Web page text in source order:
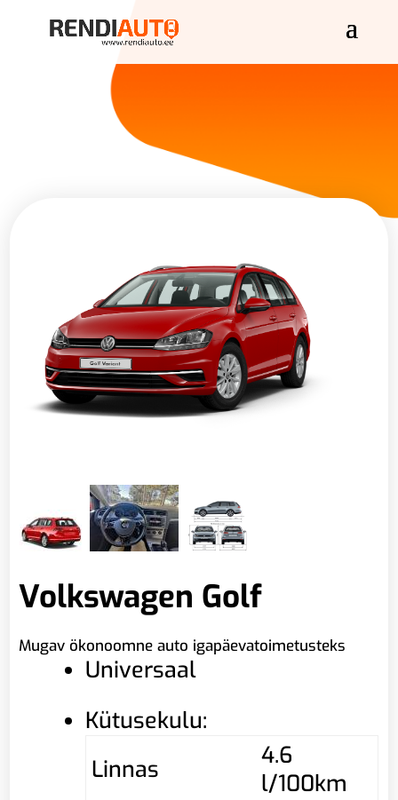
Volkswagen Golf
Mugav ökonoomne auto igapäevatoimetusteks
Universaal
Kütusekulu:
Linnas
4.6
l/100km